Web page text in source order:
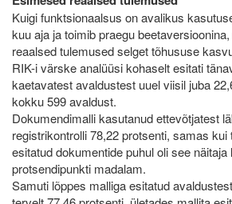
Kuigi funktsionaalsus on avalikus
kuu aja ja toimib praegu
reaalsed tulemused selget tõhususe
RIK-i värske analüüsi kohaselt esitati
kaetavatest avaldustest uuel viisil juba
kokku 599 avaldust.
Dokumendimalli kasutanud ettevõtjatest
registrikontrolli 78,22 protsenti, samas
esitatud dokumentide puhul oli see näitaja
protsendipunkti madalam.
Samuti lõppes malliga esitatud